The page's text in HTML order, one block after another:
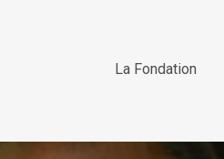
La Fondation